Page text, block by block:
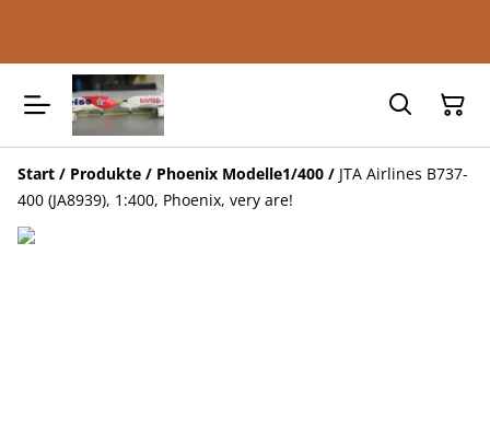
Start / Produkte / Phoenix Modelle1/400 / JTA Airlines B737-
400 (JA8939), 1:400, Phoenix, very are!